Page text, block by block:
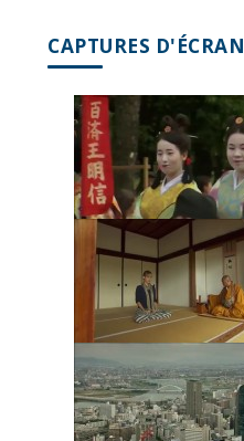
CAPTURES D'ÉCRAN